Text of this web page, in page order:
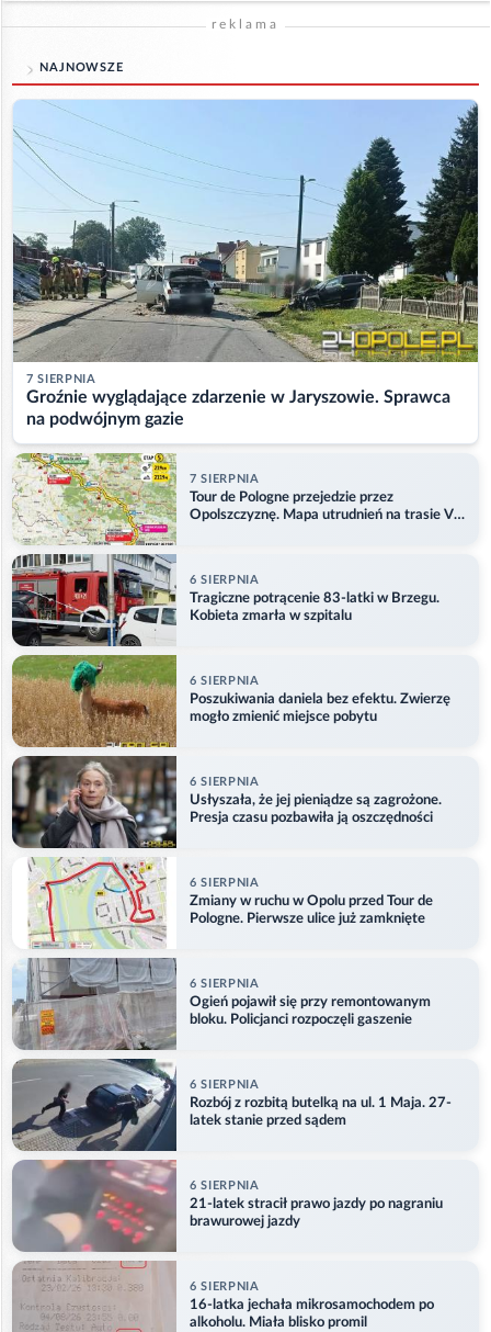
reklama
NAJNOWSZE
7 SIERPNIA
Groźnie wyglądające zdarzenie w Jaryszowie. Sprawca
na podwójnym gazie
7 SIERPNIA
Tour de Pologne przejedzie przez
Opolszczyznę. Mapa utrudnień na trasie V
6 SIERPNIA
Tragiczne potrącenie 83-latki w Brzegu.
Kobieta zmarła w szpitalu
6 SIERPNIA
Poszukiwania daniela bez efektu. Zwierzę
mogło zmienić miejsce pobytu
6 SIERPNIA
Usłyszała, że jej pieniądze są zagrożone.
Presja czasu pozbawiła ją oszczędności
6 SIERPNIA
Zmiany w ruchu w Opolu przed Tour de
Pologne. Pierwsze ulice już zamknięte
6 SIERPNIA
Ogień pojawił się przy remontowanym
bloku. Policjanci rozpoczęli gaszenie
6 SIERPNIA
Rozbój z rozbitą butelką na ul. 1 Maja. 27-
latek stanie przed sądem
6 SIERPNIA
21-latek stracił prawo jazdy po nagraniu
brawurowej jazdy
6 SIERPNIA
16-latka jechała mikrosamochodem po
alkoholu. Miała blisko promil